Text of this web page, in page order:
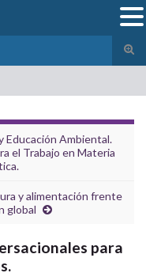
el
Educación Ambiental.
el Trabajo en Materia
y alimentación frente
global
para